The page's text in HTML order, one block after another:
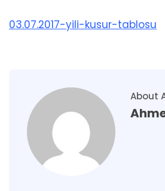
03.07.2017-yili-kusur-tablosu
About